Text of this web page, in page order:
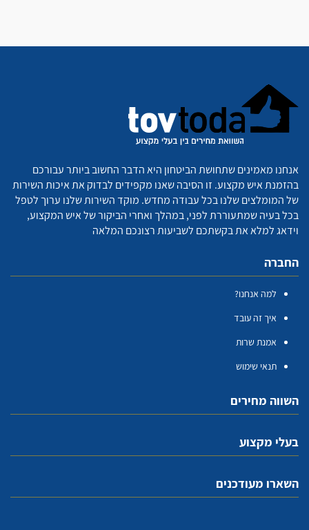
אנחנו מאמינים שתחושת הביטחון היא הדבר החשוב ביותר עבורכם
בהזמנת איש מקצוע. זו הסיבה שאנו מקפידים לבדוק את איכות השירות
של המומלצים שלנו בכל עבודה מחדש. מוקד השירות שלנו ערוך לטפל
בכל בעיה שמתעוררת לפני, במהלך ואחרי הביקור של איש המקצוע,
וידאג למלא את בקשתכם לשביעות רצונכם המלאה
החברה
למה אנחנו?
איך זה עובד
אמנת שרות
תנאי שימוש
השווה מחירים
בעלי מקצוע
השארו מעודכנים